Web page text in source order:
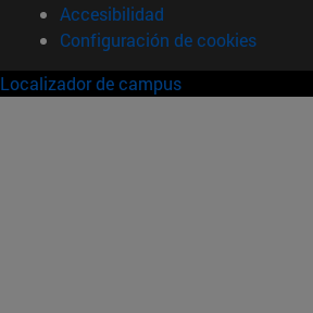
Accesibilidad
Configuración de cookies
Localizador de campus